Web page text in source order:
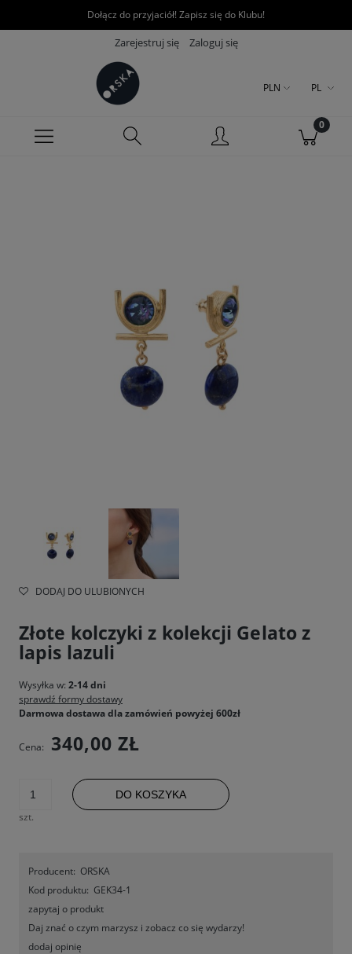
Dołącz do przyjaciół! Zapisz się do Klubu!
Zarejestruj się Zaloguj się
PLN PL
DODAJ DO ULUBIONYCH
Złote kolczyki z kolekcji Gelato z
lapis lazuli
Wysyłka w: 2-14 dni
sprawdź formy dostawy
Darmowa dostawa dla zamówień powyżej 600zł
Cena: 340,00 ZŁ
szt.
DO KOSZYKA
Producent: ORSKA
Kod produktu: GEK34-1
zapytaj o produkt
Daj znać o czym marzysz i zobacz co się wydarzy!
dodaj opinię